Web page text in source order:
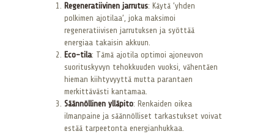
Regeneratiivinen jarrutus: Käytä ’yhden
polkimen ajotilaa’, joka maksimoi
regeneratiivisen jarrutuksen ja syöttää
energiaa takaisin akkuun.
Eco-tila: Tämä ajotila optimoi ajoneuvon
suorituskyvyn tehokkuuden vuoksi, vähentäen
hieman kiihtyvyyttä mutta parantaen
merkittävästi kantamaa.
Säännöllinen ylläpito: Renkaiden oikea
ilmanpaine ja säännölliset tarkastukset voivat
estää tarpeetonta energianhukkaa.